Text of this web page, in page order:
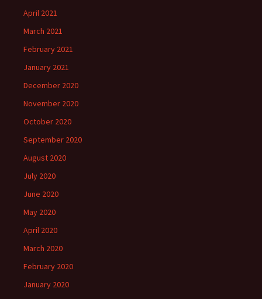
April 2021
March 2021
February 2021
January 2021
December 2020
November 2020
October 2020
September 2020
August 2020
July 2020
June 2020
May 2020
April 2020
March 2020
February 2020
January 2020